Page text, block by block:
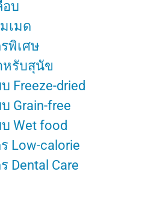
อบ
เมด
พิเศษ
หรับสุนัข
Freeze-dried
Grain-free
Wet food
Low-calorie
Dental Care